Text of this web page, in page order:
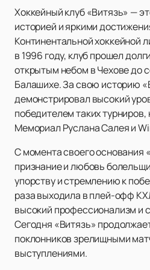
Хоккейный клуб «Витязь» —
историей и яркими
Континентальной хоккейной
в 1996 году, клуб прошел
открытым небом в Чехове до
Балашихе. За свою историю
демонстрировал высокий
победителем таких турниров,
Мемориал Руслана Салея и
С момента своего основания
признание и любовь
упорству и стремлению к
раза выходила в плей-офф
высокий профессионализм и
Сегодня «Витязь»
поклонников зрелищными
выступлениями.